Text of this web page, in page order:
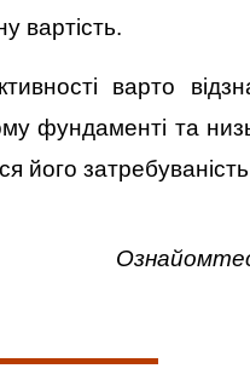
вартість.
варто
фундаменті та
його